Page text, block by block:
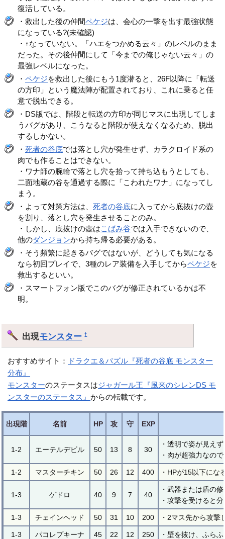
復活している。
・救出した後の仲間ペケジは、会心の一撃を出す最強状態
になっている?(未確認)
・↑なっていない。「ハエをつかめる云々」のレベルのまま
だった。その後仲間にして「今までの俺じゃない云々」の
最強レベルになった。
・ペケジを救出した後にもう1度潜ると、26F以降に「転送
の方印」という魔法陣が配置されており、これに乗ると任
意で脱出できる。
・DS版では、階段と転送の方印が同じマスに出現してしま
うバグがあり、こうなると階段が使えなくなるため、脱出
するしかない。
・死者の谷底では落とし穴が発生せず、カラクロイド系の
肉でも作ることはできない。
・ワナ師の腕輪で落とし穴を拾って持ち込もうとしても、
二面地蔵の谷を通過する際に「こわれたワナ」になってし
まう。
・よって対策方法は、死者の谷底に入ってから底抜けの壺
を割り、落とし穴を発生させることのみ。
・しかし、底抜けの壺はこばみ谷では入手できないので、
他のダンジョンから持ち帰る必要がある。
・そう頻繁に起きるバグではないが、どうしても気になる
なら初回プレイで、3種のレア装備を入手してからペケジを
救出するといい。
・スマートフォン版でこのバグが修正されているかは不
明。
出現モンスター †
おすすめサイト：
ドラクエ＆パズル『死者の谷底 モンスター
分布』
モンスターのステータスはジャガール王『風来のシレンDS モ
ンスターのステータス』からの転載です。
出現階 名前 HP 攻 守 EXP
1-2 エーテルデビル 50 13 8 30
・透明で姿が見え
・肉が超強力なの
1-2 マスターチキン 50 26 12 400 ・HPが15以下にな
1-3 ゲドロ 40 9 7 40
・武器または盾の
・攻撃を受けると
1-3 チェインヘッド 50 31 10 200 ・2マス先から攻撃
1-3 パコレプキーナ 45 22 12 250 ・壁を抜け、ふら